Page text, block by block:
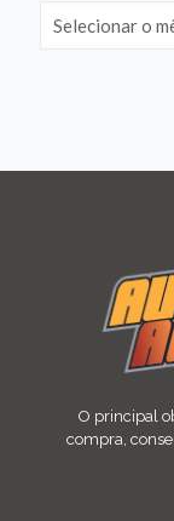
O principal
compra,